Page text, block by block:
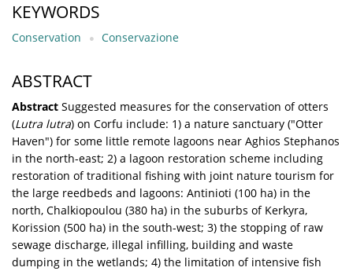
KEYWORDS
Conservation Conservazione
ABSTRACT
Abstract Suggested measures for the conservation of otters
(Lutra lutra) on Corfu include: 1) a nature sanctuary ("Otter
Haven") for some little remote lagoons near Aghios Stephanos
in the north-east; 2) a lagoon restoration scheme including
restoration of traditional fishing with joint nature tourism for
the large reedbeds and lagoons: Antinioti (100 ha) in the
north, Chalkiopoulou (380 ha) in the suburbs of Kerkyra,
Korission (500 ha) in the south-west; 3) the stopping of raw
sewage discharge, illegal infilling, building and waste
dumping in the wetlands; 4) the limitation of intensive fish